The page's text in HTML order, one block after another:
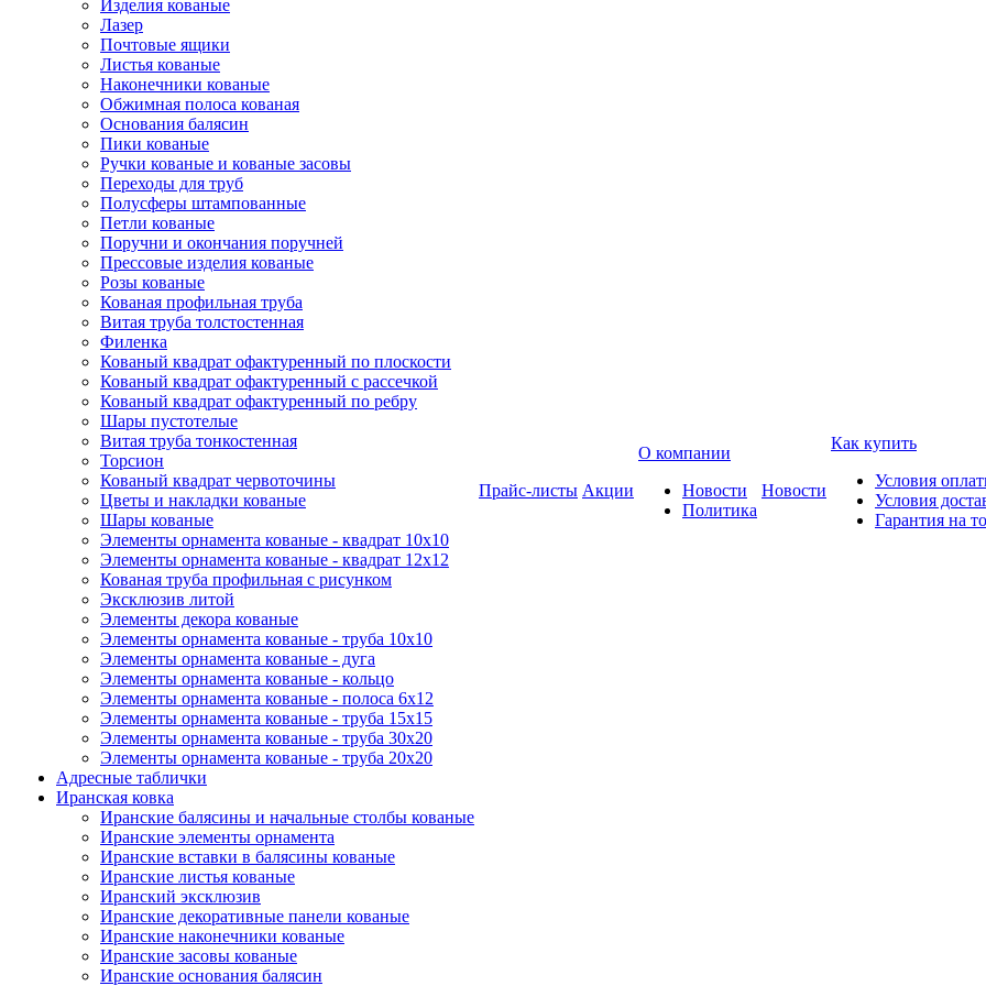
Изделия кованые
Лазер
Почтовые ящики
Листья кованые
Наконечники кованые
Обжимная полоса кованая
Основания балясин
Пики кованые
Ручки кованые и кованые засовы
Переходы для труб
Полусферы штампованные
Петли кованые
Поручни и окончания поручней
Прессовые изделия кованые
Розы кованые
Кованая профильная труба
Витая труба толстостенная
Филенка
Кованый квадрат офактуренный по плоскости
Кованый квадрат офактуренный с рассечкой
Кованый квадрат офактуренный по ребру
Шары пустотелые
Витая труба тонкостенная
Торсион
Кованый квадрат червоточины
Цветы и накладки кованые
Шары кованые
Элементы орнамента кованые - квадрат 10х10
Элементы орнамента кованые - квадрат 12х12
Кованая труба профильная с рисунком
Эксклюзив литой
Элементы декора кованые
Элементы орнамента кованые - труба 10х10
Элементы орнамента кованые - дуга
Элементы орнамента кованые - кольцо
Элементы орнамента кованые - полоса 6х12
Элементы орнамента кованые - труба 15х15
Элементы орнамента кованые - труба 30х20
Элементы орнамента кованые - труба 20х20
Адресные таблички
Иранская ковка
Иранские балясины и начальные столбы кованые
Иранские элементы орнамента
Иранские вставки в балясины кованые
Иранские листья кованые
Иранский эксклюзив
Иранские декоративные панели кованые
Иранские наконечники кованые
Иранские засовы кованые
Иранские основания балясин
Прайс-листы Акции
О компании
Новости
Политика
Новости
Как купить
Условия
Условия
Гарантия на